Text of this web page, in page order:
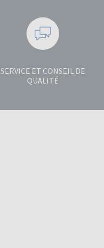
SERVICE ET CONSEIL DE
QUALITÉ